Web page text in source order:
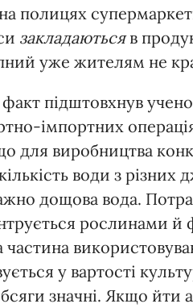
полицях
закладаютьсяв
уже жителям не
підштовхнув
імпортних
для виробництва
води з
дощова вода.
рослинами й
частина
у вартості
значні. Якщо йти